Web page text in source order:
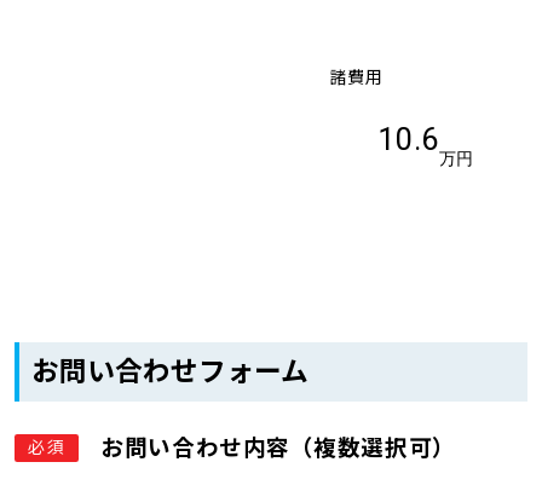
0120-733-500
諸費用
10.6
万円
お問い合わせフォーム
必須
お問い合わせ内容（複数選択可）